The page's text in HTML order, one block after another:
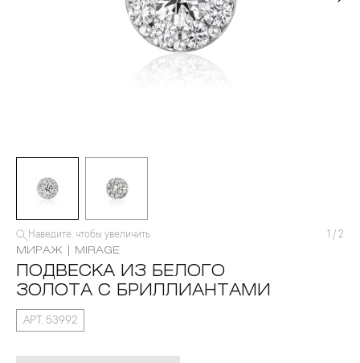
Наведите, чтобы увеличить 1 / 2
МИРАЖ | MIRAGE
ПОДВЕСКА ИЗ БЕЛОГО
ЗОЛОТА С БРИЛЛИАНТАМИ
АРТ. 53992